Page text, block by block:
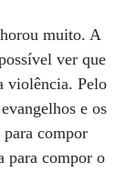
muito. A
ver que
violência. Pelo
e os
compor
para compor o